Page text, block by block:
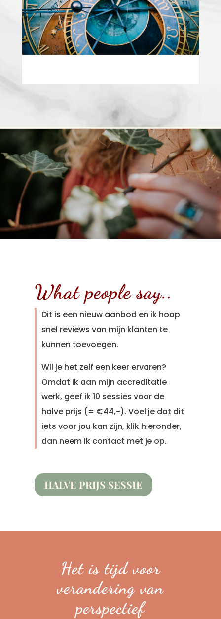
What people say..
Dit is een nieuw aanbod en ik hoop
snel reviews van mijn klanten te
kunnen toevoegen.
Wil je het zelf een keer ervaren?
Omdat ik aan mijn accreditatie
werk, geef ik 10 sessies voor de
halve prijs (= €44,-). Voel je dat dit
iets voor jou kan zijn, klik hieronder,
dan neem ik contact met je op.
HALVE PRIJS SESSIE
Het is tijd voor
verandering van
perspectief